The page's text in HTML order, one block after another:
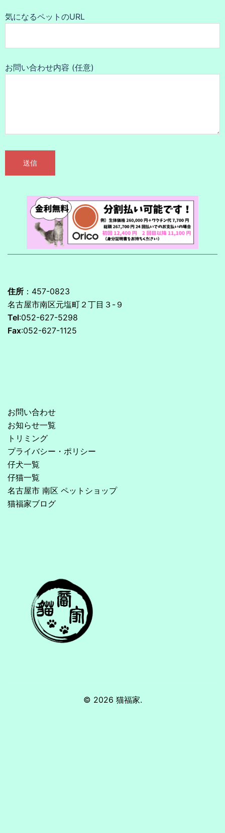
気になるペットのURL
お問い合わせ内容 (任意)
住所 ：457-0823
名古屋市南区元塩町２丁目３-９
Tel:052-627-5298
Fax:052-627-1125
お問い合わせ
お知らせ一覧
トリミング
プライバシー・ポリシー
仔犬一覧
仔猫一覧
名古屋市 南区 ペットショップ
猫福家ブログ
© 2026 猫福家.